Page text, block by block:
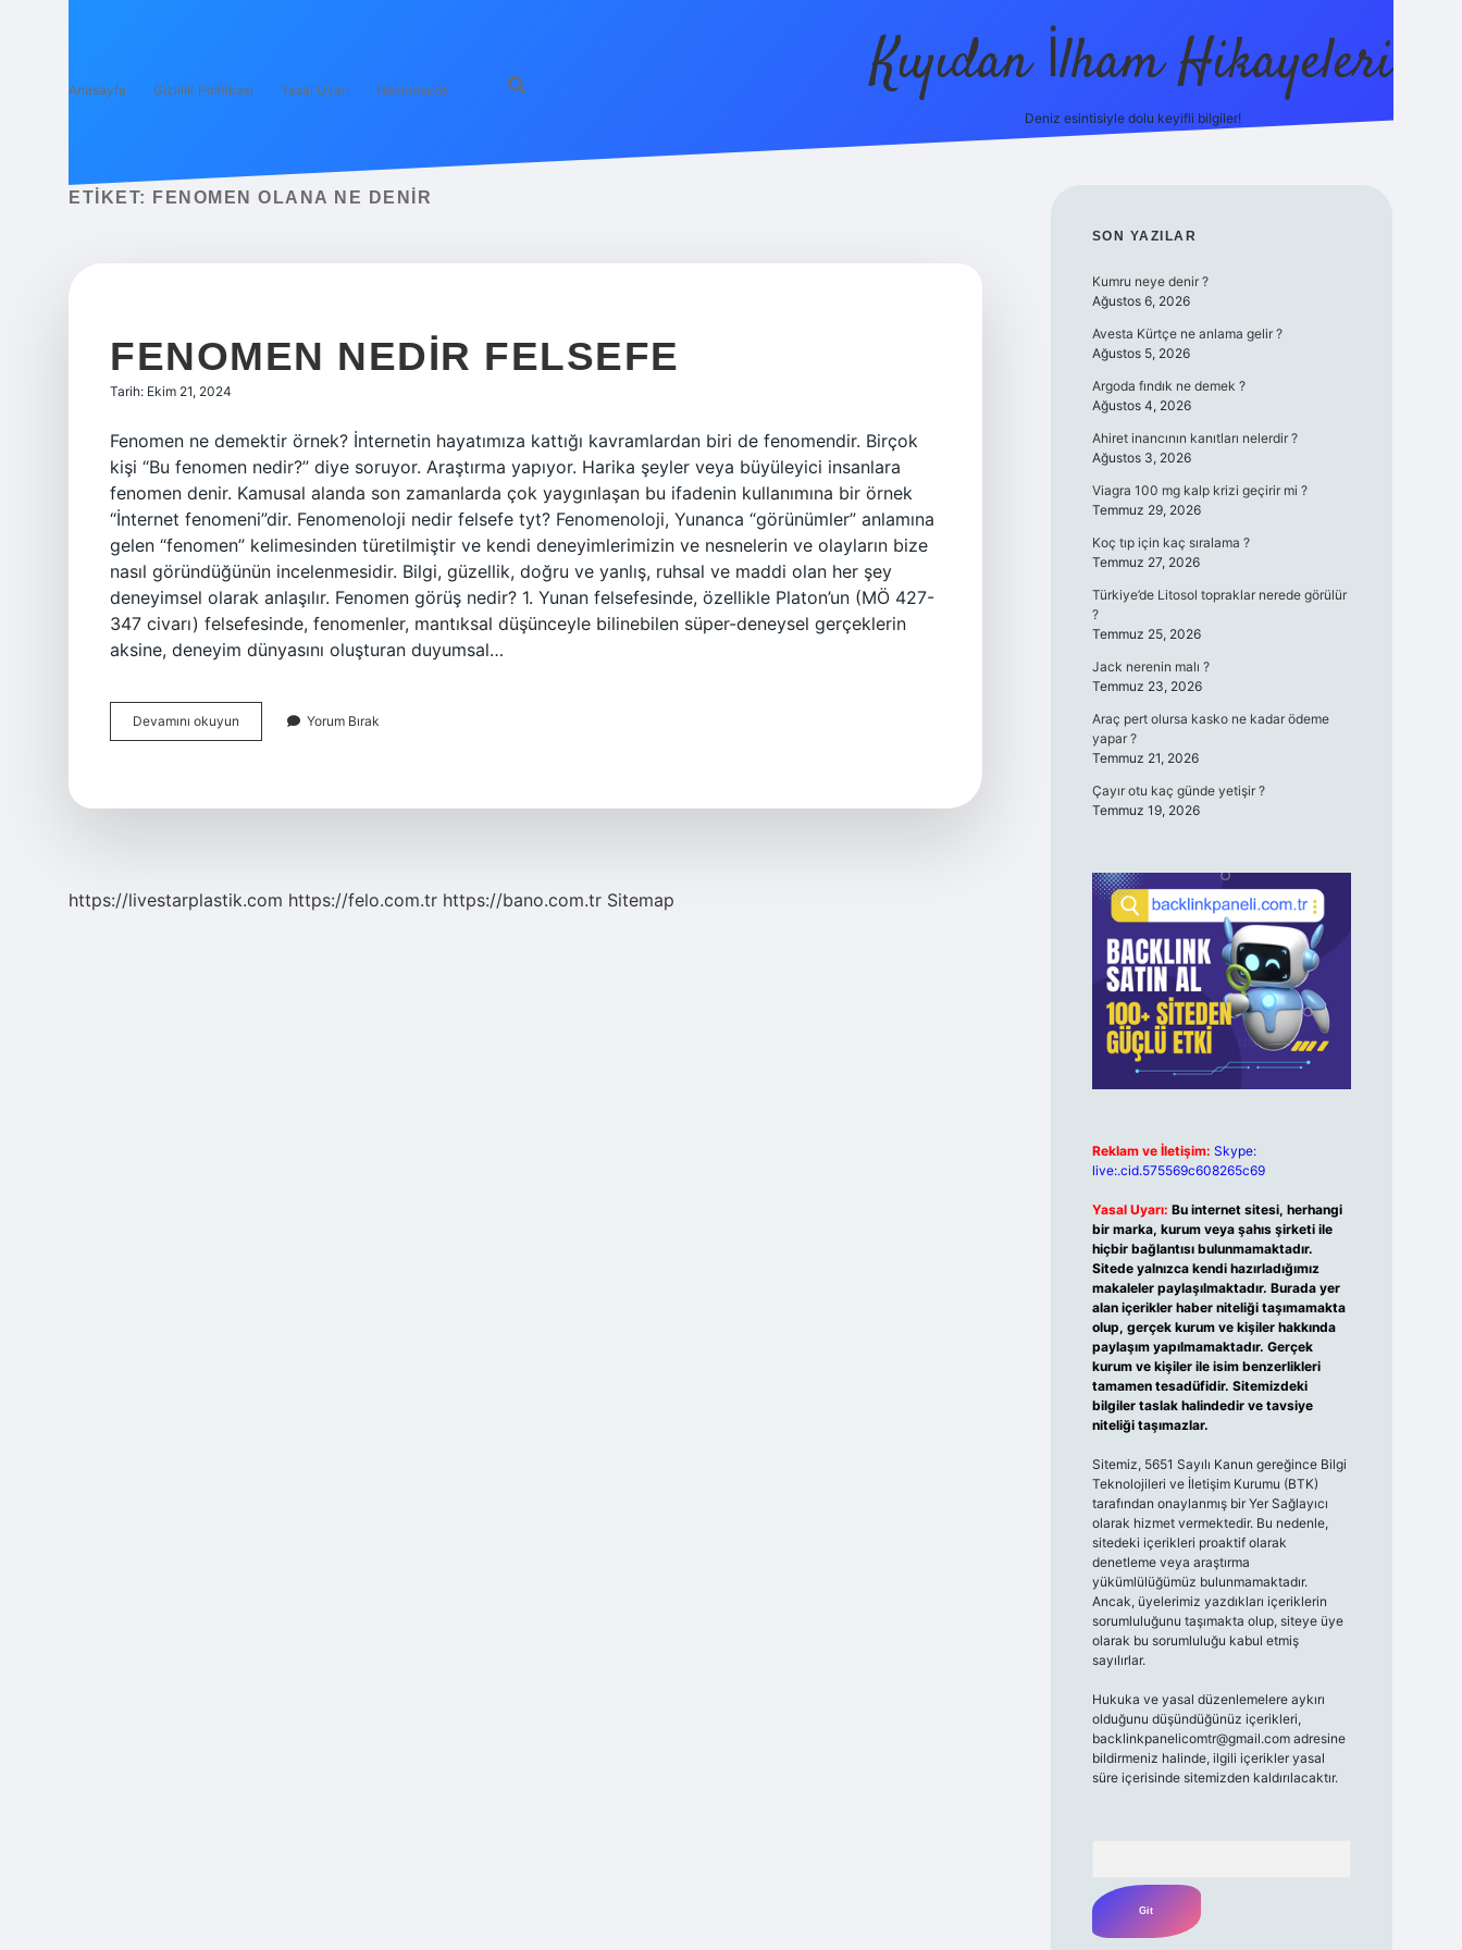
Anasayfa Gizlilik Politikası Yasal Uyarı Hakkımızda Kıyıdan İlham Hikayeleri
Deniz esintisiyle dolu keyifli bilgiler!
ETIKET: FENOMEN OLANA NE DENIR
FENOMEN NEDIR FELSEFE
Tarih: Ekim 21, 2024
Fenomen ne demektir örnek? İnternetin hayatımıza kattığı kavramlardan biri de fenomendir. Birçok
kişi “Bu fenomen nedir?” diye soruyor. Araştırma yapıyor. Harika şeyler veya büyüleyici insanlara
fenomen denir. Kamusal alanda son zamanlarda çok yaygınlaşan bu ifadenin kullanımına bir örnek
“İnternet fenomeni”dir. Fenomenoloji nedir felsefe tyt? Fenomenoloji, Yunanca “görünümler” anlamına
gelen “fenomen” kelimesinden türetilmiştir ve kendi deneyimlerimizin ve nesnelerin ve olayların bize
nasıl göründüğünün incelenmesidir. Bilgi, güzellik, doğru ve yanlış, ruhsal ve maddi olan her şey
deneyimsel olarak anlaşılır. Fenomen görüş nedir? 1. Yunan felsefesinde, özellikle Platon’un (MÖ 427-
347 civarı) felsefesinde, fenomenler, mantıksal düşünceyle bilinebilen süper-deneysel gerçeklerin
aksine, deneyim dünyasını oluşturan duyumsal…
Devamını okuyun Fenomen
Nedir
Yorum Bırak
https://livestarplastik.com https://felo.com.tr https://bano.com.tr Sitemap
SIDEBAR
SON YAZILAR
Kumru neye denir ?
Ağustos 6, 2026
Avesta Kürtçe ne anlama gelir ?
Ağustos 5, 2026
Argoda fındık ne demek ?
Ağustos 4, 2026
Ahiret inancının kanıtları nelerdir ?
Ağustos 3, 2026
Viagra 100 mg kalp krizi geçirir mi ?
Temmuz 29, 2026
Koç tıp için kaç sıralama ?
Temmuz 27, 2026
Türkiye’de Litosol topraklar nerede görülür
?
Temmuz 25, 2026
Jack nerenin malı ?
Temmuz 23, 2026
Araç pert olursa kasko ne kadar ödeme
yapar ?
Temmuz 21, 2026
Çayır otu kaç günde yetişir ?
Temmuz 19, 2026
Reklam ve İletişim: Skype:
live:.cid.575569c608265c69
Yasal Uyarı: Bu internet sitesi, herhangi
bir marka, kurum veya şahıs şirketi ile
hiçbir bağlantısı bulunmamaktadır.
Sitede yalnızca kendi hazırladığımız
makaleler paylaşılmaktadır. Burada yer
alan içerikler haber niteliği taşımamakta
olup, gerçek kurum ve kişiler hakkında
paylaşım yapılmamaktadır. Gerçek
kurum ve kişiler ile isim benzerlikleri
tamamen tesadüfidir. Sitemizdeki
bilgiler taslak halindedir ve tavsiye
niteliği taşımazlar.
Sitemiz, 5651 Sayılı Kanun gereğince Bilgi
Teknolojileri ve İletişim Kurumu (BTK)
tarafından onaylanmış bir Yer Sağlayıcı
olarak hizmet vermektedir. Bu nedenle,
sitedeki içerikleri proaktif olarak
denetleme veya araştırma
yükümlülüğümüz bulunmamaktadır.
Ancak, üyelerimiz yazdıkları içeriklerin
sorumluluğunu taşımakta olup, siteye üye
olarak bu sorumluluğu kabul etmiş
sayılırlar.
Hukuka ve yasal düzenlemelere aykırı
olduğunu düşündüğünüz içerikleri,
backlinkpanelicomtr@gmail.comadresine
bildirmeniz halinde, ilgili içerikler yasal
süre içerisinde sitemizden kaldırılacaktır.